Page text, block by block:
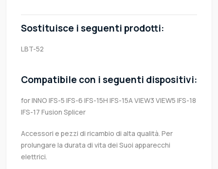
Sostituisce i seguenti prodotti:
LBT-52
Compatibile con i seguenti dispositivi:
for INNO IFS-5 IFS-6 IFS-15H IFS-15A VIEW3 VIEW5 IFS-18
IFS-17 Fusion Splicer
Accessori e pezzi di ricambio di alta qualità. Per
prolungare la durata di vita dei Suoi apparecchi
elettrici.